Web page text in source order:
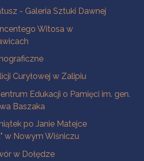
- Galeria Sztuki Dawnej
Witosa w
Curyłowej w Zalipiu
Edukacji o Pamięci im. gen.
Baszaka
po Janie Matejce
w Nowym Wiśniczu
w Dołędze